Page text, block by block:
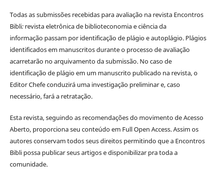
Todas as submissões recebidas para avaliação na revista Encontros
Bibli: revista eletrônica de biblioteconomia e ciência da
informaçãopassam por identificação de plágio e autoplágio. Plágios
identificados em manuscritos durante o processo de avaliação
acarretarão no arquivamento da submissão. No caso de
identificação de plágio em um manuscrito publicado na revista, o
Editor Chefe conduzirá uma investigação preliminar e, caso
necessário, fará a retratação.
Esta revista, seguindo as recomendações do movimento de Acesso
Aberto, proporciona seu conteúdo em Full Open Access. Assim os
autores conservam todos seus direitos permitindo que a Encontros
Bibli possa publicar seus artigos e disponibilizar pra toda a
comunidade.